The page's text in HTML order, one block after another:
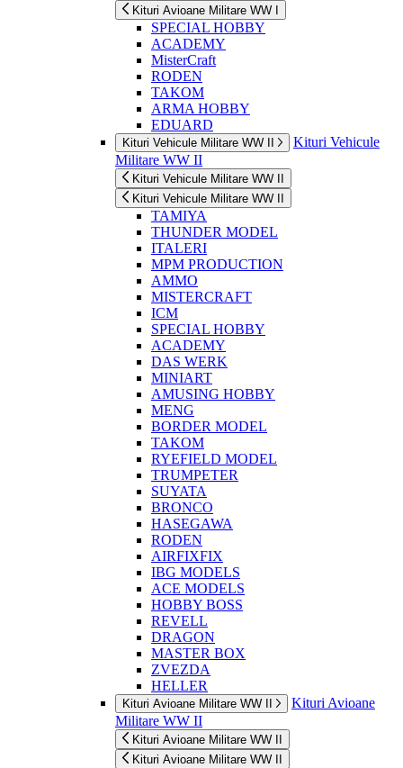
Kituri Avioane Militare WW I
SPECIAL HOBBY
ACADEMY
MisterCraft
RODEN
TAKOM
ARMA HOBBY
EDUARD
Kituri Vehicule Militare WW II
Kituri Vehicule
Militare WW II
Kituri Vehicule Militare WW II
Kituri Vehicule Militare WW II
TAMIYA
THUNDER MODEL
ITALERI
MPM PRODUCTION
AMMO
MISTERCRAFT
ICM
SPECIAL HOBBY
ACADEMY
DAS WERK
MINIART
AMUSING HOBBY
MENG
BORDER MODEL
TAKOM
RYEFIELD MODEL
TRUMPETER
SUYATA
BRONCO
HASEGAWA
RODEN
AIRFIXFIX
IBG MODELS
ACE MODELS
HOBBY BOSS
REVELL
DRAGON
MASTER BOX
ZVEZDA
HELLER
Kituri Avioane Militare WW II
Kituri Avioane
Militare WW II
Kituri Avioane Militare WW II
Kituri Avioane Militare WW II